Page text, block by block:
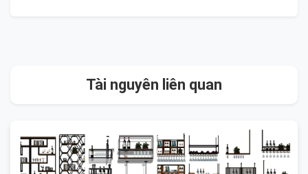
Tài nguyên liên quan